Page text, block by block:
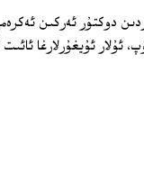
دوكتۇر ئەركىن
ئۇلار ئۇيغۇرلارغا